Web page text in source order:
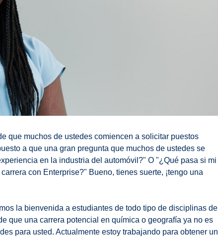
que muchos de ustedes comiencen a solicitar puestos
a que una gran pregunta que muchos de ustedes se
en la industria del automóvil?" O "¿Qué pasa si mi
con Enterprise?" Bueno, tienes suerte, ¡tengo una
la bienvenida a estudiantes de todo tipo de disciplinas de
que una carrera potencial en química o geografía ya no es
para usted. Actualmente estoy trabajando para obtener un